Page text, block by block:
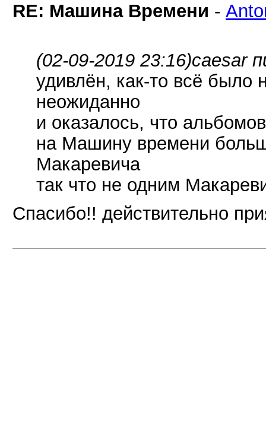
RE: Машина Времени -
(02-09-2019 23:16)caesar
удивлён, как-то всё было
неожиданно
и оказалось, что
на Машину времени
Макаревича
так что не одним
Спасибо!! действительно